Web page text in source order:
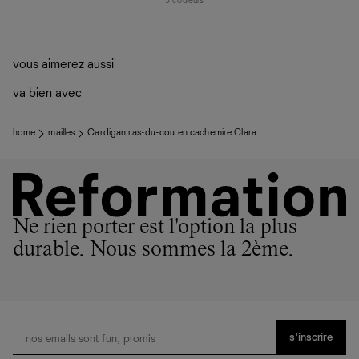
vous aimerez aussi
va bien avec
home mailles Cardigan ras-du-cou en cachemire Clara
Ne rien porter est l'option la plus
durable. Nous sommes la 2ème.
s’inscrire